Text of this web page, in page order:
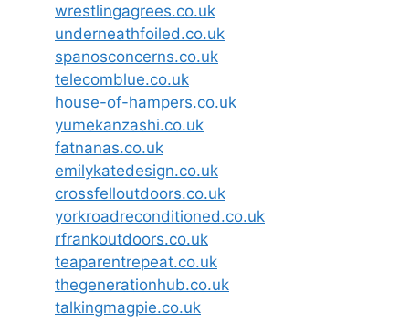
wrestlingagrees.co.uk
underneathfoiled.co.uk
spanosconcerns.co.uk
telecomblue.co.uk
house-of-hampers.co.uk
yumekanzashi.co.uk
fatnanas.co.uk
emilykatedesign.co.uk
crossfelloutdoors.co.uk
yorkroadreconditioned.co.uk
rfrankoutdoors.co.uk
teaparentrepeat.co.uk
thegenerationhub.co.uk
talkingmagpie.co.uk